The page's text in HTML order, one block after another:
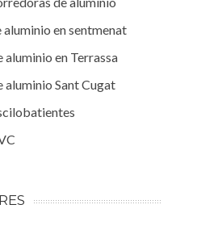
aluminio en sentmenat
aluminio en Terrassa
aluminio Sant Cugat